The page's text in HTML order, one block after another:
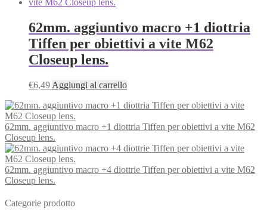
62mm. aggiuntivo macro +1 diottria
Tiffen per obiettivi a vite M62
Closeup lens.
€6,49 Aggiungi al carrello
62mm. aggiuntivo macro +1 diottria Tiffen per obiettivi a vite M62
Closeup lens.
62mm. aggiuntivo macro +4 diottrie Tiffen per obiettivi a vite M62
Closeup lens.
Categorie prodotto